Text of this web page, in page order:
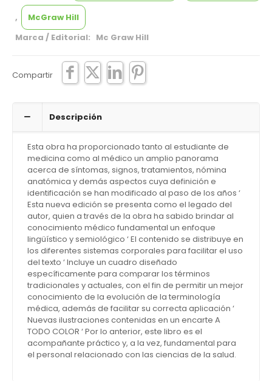
,
McGraw Hill
Marca / Editorial: Mc Graw Hill
Compartir
Descripción
Esta obra ha proporcionado tanto al estudiante de
medicina como al médico un amplio panorama
acerca de síntomas, signos, tratamientos, nómina
anatómica y demás aspectos cuya definición e
identificación se han modificado al paso de los años ‘
Esta nueva edición se presenta como el legado del
autor, quien a través de la obra ha sabido brindar al
conocimiento médico fundamental un enfoque
lingüístico y semiológico ‘ El contenido se distribuye en
los diferentes sistemas corporales para facilitar el uso
del texto ‘ Incluye un cuadro diseñado
específicamente para comparar los términos
tradicionales y actuales, con el fin de permitir un mejor
conocimiento de la evolución de la terminología
médica, además de facilitar su correcta aplicación ‘
Nuevas ilustraciones contenidas en un encarte A
TODO COLOR ‘ Por lo anterior, este libro es el
acompañante práctico y, a la vez, fundamental para
el personal relacionado con las ciencias de la salud.